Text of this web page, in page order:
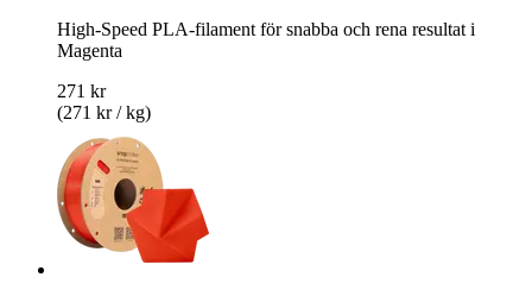
High-Speed PLA-filament för snabba och rena resultat i
Magenta
271 kr
(271 kr / kg)